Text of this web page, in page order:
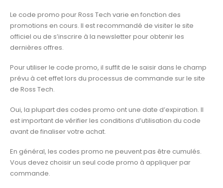
Le code promo pour Ross Tech varie en fonction des
promotions en cours. Il est recommandé de visiter le site
officiel ou de s’inscrire à la newsletter pour obtenir les
dernières offres.
Pour utiliser le code promo, il suffit de le saisir dans le champ
prévu à cet effet lors du processus de commande sur le site
de Ross Tech.
Oui, la plupart des codes promo ont une date d’expiration. Il
est important de vérifier les conditions d’utilisation du code
avant de finaliser votre achat.
En général, les codes promo ne peuvent pas être cumulés.
Vous devez choisir un seul code promo à appliquer par
commande.